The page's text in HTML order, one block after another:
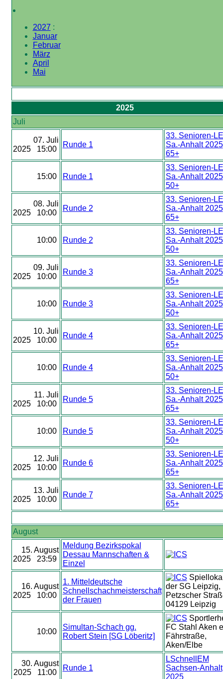
2027 :
Januar
Februar
März
April
Mai
2025
Juli
07. Juli
2025 15:00
Runde 1
33. Senioren-
Sa.-Anhalt 2025
65+
15:00 Runde 1
33. Senioren-
Sa.-Anhalt 2025
50+
08. Juli
2025 10:00
Runde 2
33. Senioren-
Sa.-Anhalt 2025
65+
10:00 Runde 2
33. Senioren-
Sa.-Anhalt 2025
50+
09. Juli
2025 10:00
Runde 3
33. Senioren-
Sa.-Anhalt 2025
65+
10:00 Runde 3
33. Senioren-
Sa.-Anhalt 2025
50+
10. Juli
2025 10:00
Runde 4
33. Senioren-
Sa.-Anhalt 2025
65+
10:00 Runde 4
33. Senioren-
Sa.-Anhalt 2025
50+
11. Juli
2025 10:00
Runde 5
33. Senioren-
Sa.-Anhalt 2025
65+
10:00 Runde 5
33. Senioren-
Sa.-Anhalt 2025
50+
12. Juli
2025 10:00
Runde 6
33. Senioren-
Sa.-Anhalt 2025
65+
13. Juli
2025 10:00
Runde 7
33. Senioren-
Sa.-Anhalt 2025
65+
August
15. August
2025 23:59
Meldung Bezirkspokal
Dessau Mannschaften &
Einzel
16. August
2025 10:00
1. Mitteldeutsche
Schnellschachmeisterschaft
der Frauen
der SG Leipzig,
Petzscher
04129 Leipzig
10:00
Simultan-Schach gg.
Robert Stein [SG Löberitz]
FC Stahl Aken
Fährstraße,
Aken/Elbe
30. August
2025 11:00
Runde 1
LSchnellEM
Sachsen-Anhalt
2025